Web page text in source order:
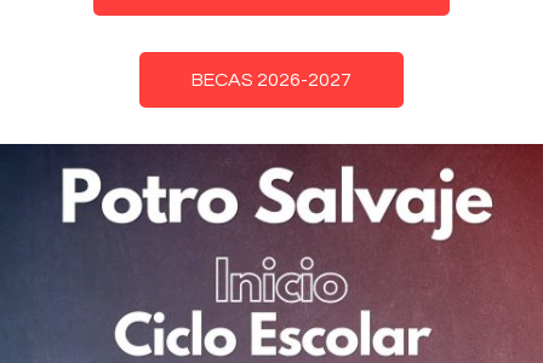
BECAS 2026-2027